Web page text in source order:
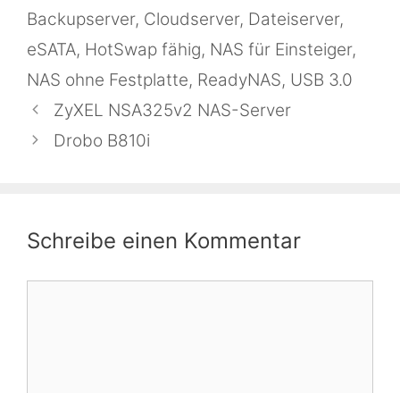
Backupserver, Cloudserver, Dateiserver,
eSATA, HotSwap fähig, NAS für Einsteiger,
NAS ohne Festplatte, ReadyNAS, USB 3.0
ZyXEL NSA325v2 NAS-Server
Drobo B810i
Schreibe einen Kommentar